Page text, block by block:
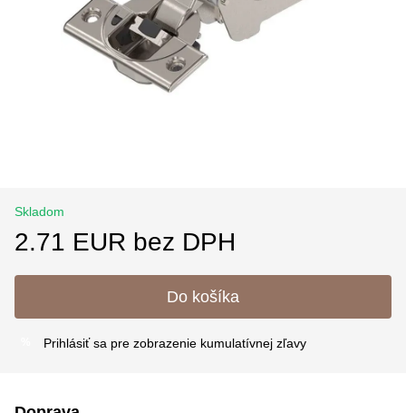
Skladom
2.71 EUR bez DPH
Do košíka
Prihlásiť sa pre zobrazenie kumulatívnej zľavy